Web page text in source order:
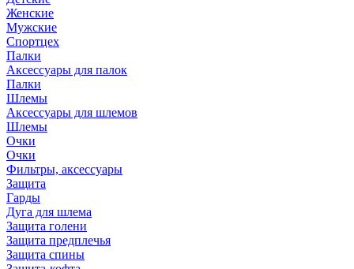
Женские
Мужские
Спортцех
Палки
Аксессуары для палок
Палки
Шлемы
Аксессуары для шлемов
Шлемы
Очки
Очки
Фильтры, аксессуары
Защита
Гарды
Дуга для шлема
Защита голени
Защита предплечья
Защита спины